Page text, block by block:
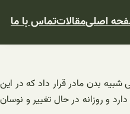
اصلیمقالاتتماس با ما
شبیه بدن مادر قرار داد که در این
و روزانه در حال تغییر و نوسان